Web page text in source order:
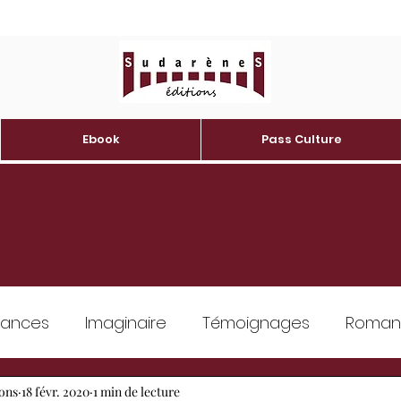
Ebook Pass Culture
Imaginaire Témoignages
Erotique Developpement personnel
18 févr. 2020 1 min de lecture